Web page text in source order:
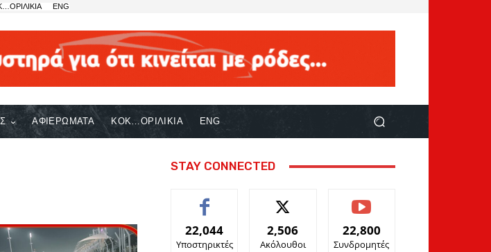
ENG
ΑΦΙΕΡΩΜΑΤΑ ΚΟΚ…ΟΡΙΛΙΚΙΑ ENG
STAY CONNECTED
22,044
Υποστηρικτές
2,506
Ακόλουθοι
22,800
Συνδρομητές